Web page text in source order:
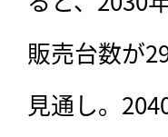
販売台数が
見通し。